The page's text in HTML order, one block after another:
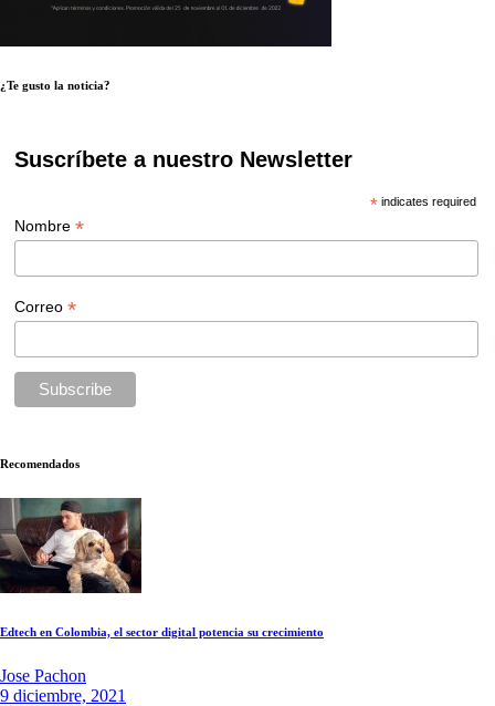
¿Te gusto la noticia?
Suscríbete a nuestro Newsletter
*indicates required
Nombre*
Correo*
Recomendados
Edtech en Colombia, el sector digital potencia su crecimiento
Jose Pachon
9 diciembre, 2021